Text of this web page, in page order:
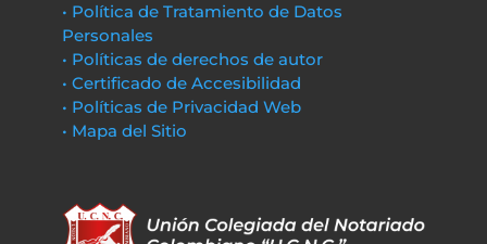
• Política de Tratamiento de Datos
Personales
• Políticas de derechos de autor
• Certificado de Accesibilidad
• Políticas de Privacidad Web
• Mapa del Sitio